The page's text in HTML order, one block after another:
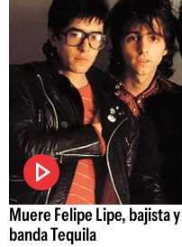
Muere Felipe Lipe, bajista
banda Tequila